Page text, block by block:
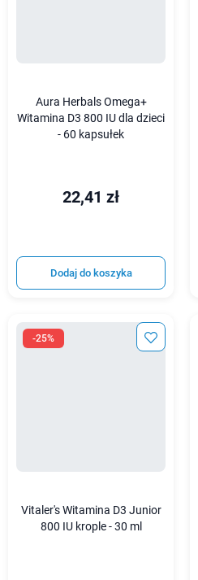
Aura Herbals Omega+
Witamina D3 800 IU dla dzieci
- 60 kapsułek
22,41 zł
Dodaj do koszyka
-25%
Vitaler's Witamina D3 Junior
800 IU krople - 30 ml